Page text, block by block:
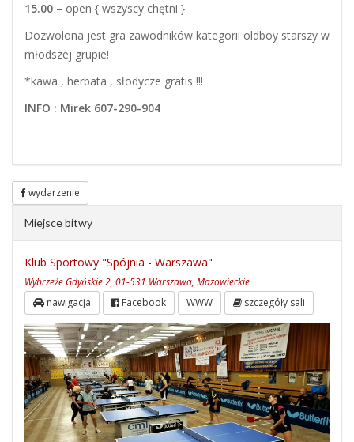
15.00 – open { wszyscy chętni }
Dozwolona jest gra zawodników kategorii oldboy starszy w
młodszej grupie!
*kawa , herbata , słodycze gratis !!!
INFO : Mirek 607-290-904
wydarzenie
Miejsce bitwy
Klub Sportowy "Spójnia - Warszawa"
Wybrzeże Gdyńskie 2, 01-531 Warszawa, Mazowieckie
nawigacja Facebook WWW szczegóły sali